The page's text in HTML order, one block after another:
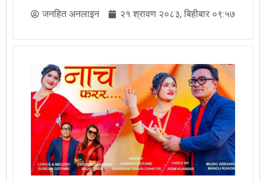
जनहित अनलाइन २१ श्रावण २०८३, बिहीबार ०९:५७